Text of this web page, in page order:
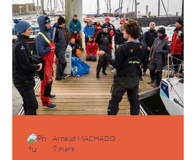
expérimentés et redoutables. Trace du
parcours offshore (trait orange). Se
confronter à eux est u
Arnaud MACHADO
9 mars